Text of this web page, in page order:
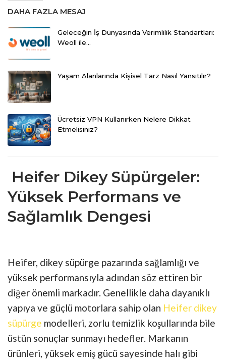
DAHA FAZLA MESAJ
Geleceğin İş Dünyasında Verimlilik Standartları:
Weoll ile…
Yaşam Alanlarında Kişisel Tarz Nasıl Yansıtılır?
Ücretsiz VPN Kullanırken Nelere Dikkat
Etmelisiniz?
Heifer Dikey Süpürgeler:
Yüksek Performans ve
Sağlamlık Dengesi
Heifer, dikey süpürge pazarında sağlamlığı ve
yüksek performansıyla adından söz ettiren bir
diğer önemli markadır. Genellikle daha dayanıklı
yapıya ve güçlü motorlara sahip olan Heifer dikey
süpürge modelleri, zorlu temizlik koşullarında bile
üstün sonuçlar sunmayı hedefler. Markanın
ürünleri, yüksek emiş gücü sayesinde halı gibi